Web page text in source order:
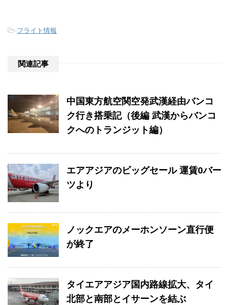
-フライト情報
関連記事
中国東方航空関空発武漢経由バンコ
ク行き搭乗記（後編 武漢からバンコ
クへのトランジット編）
エアアジアのビッグセール 運賃0バー
ツより
ノックエアのメーホンソーン直行便
が終了
タイエアアジア国内路線拡大、タイ
北部と南部とイサーンを結ぶ